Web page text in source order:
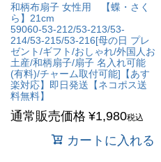
和柄布扇子 女性用 【蝶・さく
ら】21cm
59060-53-212/53-213/53-
214/53-215/53-216[母の日 プレ
ゼント/ギフト/おしゃれ/外国人お
土産/和柄扇子/扇子 名入れ可能
(有料)/チャーム取付可能]【あす
楽対応】即日発送【ネコポス送
料無料】
通常販売価格 ¥1,980税込
カートに入れる